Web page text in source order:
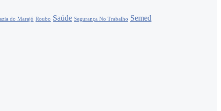
do Marajó Roubo Saúde Segurança No Trabalho Semed